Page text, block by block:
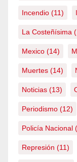
Incendio (11)
La Costeñísima
Mexico (14)
Muertes (14)
Noticias (13)
Periodismo (12)
Policía Nacional
Represión (11)